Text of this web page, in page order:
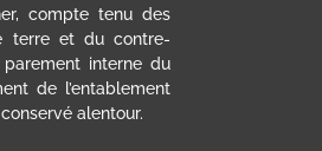
compte tenu des
terre et du contre-
interne du
de l’entablement
alentour.